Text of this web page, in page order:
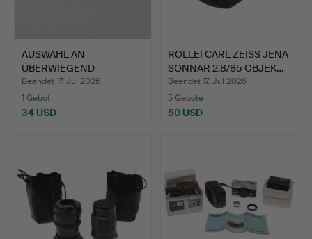
AUSWAHL AN
ÜBERWIEGEND
VERPACKTEN DIGITALE…
Beendet 17. Jul 2026
1 Gebot
34 USD
ROLLEI CARL ZEISS JENA
SONNAR 2.8/85 OBJEK…
Beendet 17. Jul 2026
5 Gebote
50 USD